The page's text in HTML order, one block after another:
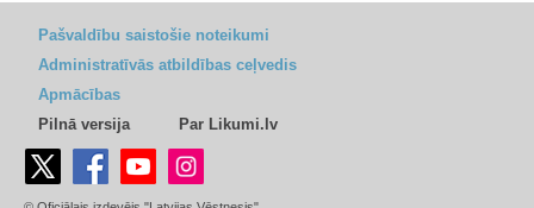
Pašvaldību saistošie noteikumi
Administratīvās atbildības ceļvedis
Apmācības
Pilnā versija
Par Likumi.lv